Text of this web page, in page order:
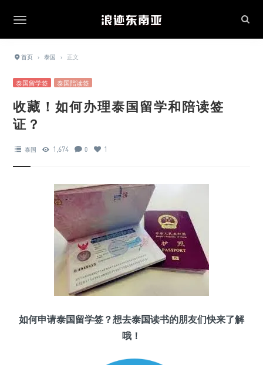
首页 › 泰国 › 正文
泰国留学签 泰国陪读签
收藏！如何办理泰国留学和陪读签
证？
泰国 1,674 0 1
如何申请泰国留学签？想去泰国读书的朋友们快来了解
哦！